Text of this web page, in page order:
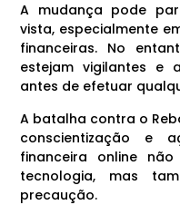
A mudança pode
vista, especialmente
financeiras. No
estejam vigilantes e
antes de efetuar
A batalha contra o
conscientização e
financeira online
tecnologia, mas
precaução.